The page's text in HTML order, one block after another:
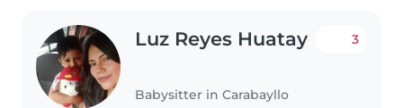
Luz Reyes Huatay
Babysitter in Carabayllo
3